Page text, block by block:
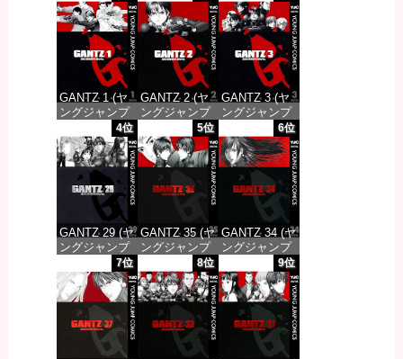
GANTZ 1 (ヤ
ングジャンプ
コミックス
DIGITAL)
価格：¥617
GANTZ 2 (ヤ
ングジャンプ
コミックス
DIGITAL)
価格：¥617
GANTZ 3 (ヤ
ングジャンプ
コミックス
DIGITAL)
価格：¥617
4位
GANTZ 29 (ヤ
ングジャンプ
コミックス
DIGITAL)
価格：¥647
5位
GANTZ 35 (ヤ
ングジャンプ
コミックス
DIGITAL)
価格：¥647
6位
GANTZ 34 (ヤ
ングジャンプ
コミックス
DIGITAL)
価格：¥647
7位 8位 9位